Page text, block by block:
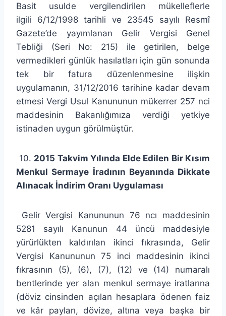
Basit usulde vergilendirilen mükelleflerle
ilgili 6/12/1998 tarihli ve 23545 sayılı Resmî
Gazete’de yayımlanan Gelir Vergisi Genel
Tebliği (Seri No: 215) ile getirilen, belge
vermedikleri günlük hasılatları için gün sonunda
tek bir fatura düzenlenmesine ilişkin
uygulamanın, 31/12/2016 tarihine kadar devam
etmesi Vergi Usul Kanununun mükerrer 257 nci
maddesinin Bakanlığımıza verdiği yetkiye
istinaden uygun görülmüştür.
10. 2015 Takvim Yılında Elde Edilen Bir Kısım
Menkul Sermaye İradının Beyanında Dikkate
Alınacak İndirim Oranı Uygulaması
Gelir Vergisi Kanununun 76 ncı maddesinin
5281 sayılı Kanunun 44 üncü maddesiyle
yürürlükten kaldırılan ikinci fıkrasında, Gelir
Vergisi Kanununun 75 inci maddesinin ikinci
fıkrasının (5), (6), (7), (12) ve (14) numaralı
bentlerinde yer alan menkul sermaye iratlarına
(döviz cinsinden açılan hesaplara ödenen faiz
ve kâr payları, dövize, altına veya başka bir